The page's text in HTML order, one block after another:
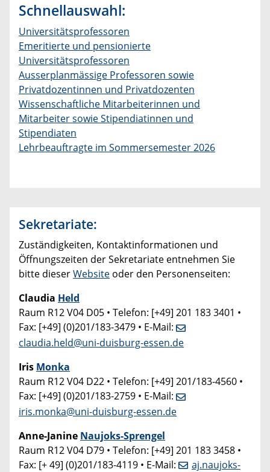
Schnellauswahl:
Universitätsprofessoren
Emeritierte und pensionierte
Universitätsprofessoren
Ausserplanmässige Professoren sowie
Privatdozentinnen und Privatdozenten
Wissenschaftliche Mitarbeiterinnen und
Mitarbeiter sowie Stipendiatinnen und
Stipendiaten
Lehrbeauftragte im Sommersemester 2026
Sekretariate:
Zuständigkeiten, Kontaktinformationen und
Öffnungszeiten der Sekretariate entnehmen Sie
bitte dieserWebsite oder den Personenseiten:
Claudia Held
Raum R12 V04 D05 • Telefon: [+49] 201 183 3401 •
Fax: [+49] (0)201/183-3479 • E-Mail:
claudia.held@uni-duisburg-essen.de
Iris Monka
Raum R12 V04 D22 • Telefon: [+49] 201/183-4560 •
Fax: [+49] (0)201/183-2759 • E-Mail:
iris.monka@uni-duisburg-essen.de
Anne-Janine Naujoks-Sprengel
Raum R12 V04 D79 • Telefon: [+49] 201 183 3458 •
Fax: [+ 49] (0)201/183-4119 • E-Mail:
aj.naujoks-